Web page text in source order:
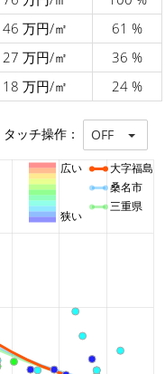
46 万円/㎡
61 %
27 万円/㎡
36 %
18 万円/㎡ 24 %
タッチ操作： OFF
大字福島
桑名市
三重県
広い
狭い